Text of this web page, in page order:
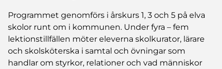
Programmet genomförs i årskurs 1, 3 och 5 på elva
skolor runt om i kommunen. Under fyra – fem
lektionstillfällen möter eleverna skolkurator, lärare
och skolsköterska i samtal och övningar som
handlar om styrkor, relationer och vad människor